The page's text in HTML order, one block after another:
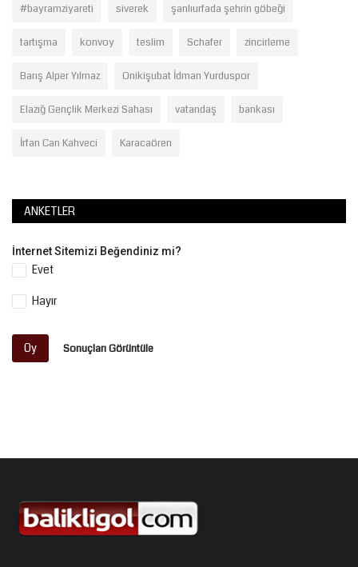
#bayramziyareti siverek şanlıurfada şehrin göbeği
tartışma konvoy teslim Schafer zincirleme
Barış Alper Yılmaz Onikişubat İdman Yurduspor
Elazığ Gençlik Merkezi Sahası vatandaş bankası
İrfan Can Kahveci Karacaören
ANKETLER
İnternet Sitemizi Beğendiniz mi?
Evet
Hayır
Oy Sonuçları Görüntüle